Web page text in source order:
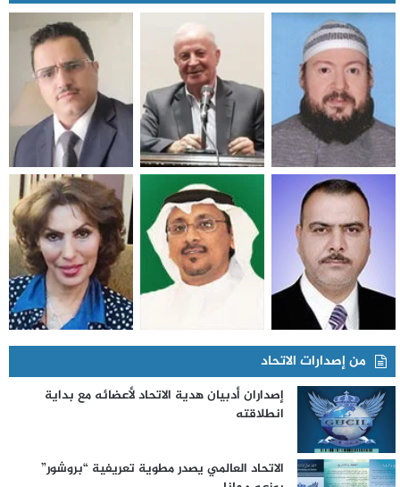
من إصدارات الاتحاد
إصداران أدبيان هدية الاتحاد لأعضائه مع بداية
انطلاقته
الاتحاد العالمي يصدر مطوية تعريفية “بروشور”